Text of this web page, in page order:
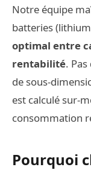
Notre équipe
batteries
optimal entre
rentabilité.
de sous-
est calculé sur-
consommation
Pourquoi